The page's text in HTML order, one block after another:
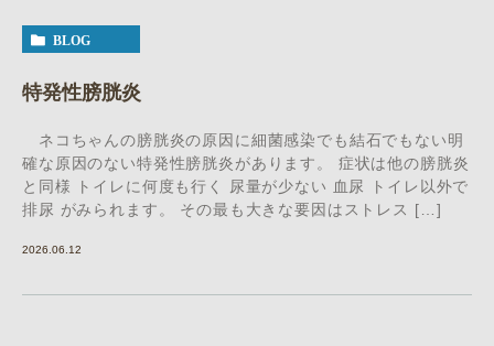
BLOG
特発性膀胱炎
ネコちゃんの膀胱炎の原因に細菌感染でも結石でもない明
確な原因のない特発性膀胱炎があります。 症状は他の膀胱炎
と同様 トイレに何度も行く 尿量が少ない 血尿 トイレ以外で
排尿 がみられます。 その最も大きな要因はストレス […]
2026.06.12